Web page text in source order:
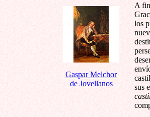
A
los
sus
Gaspar Melchor
de Jovellanos